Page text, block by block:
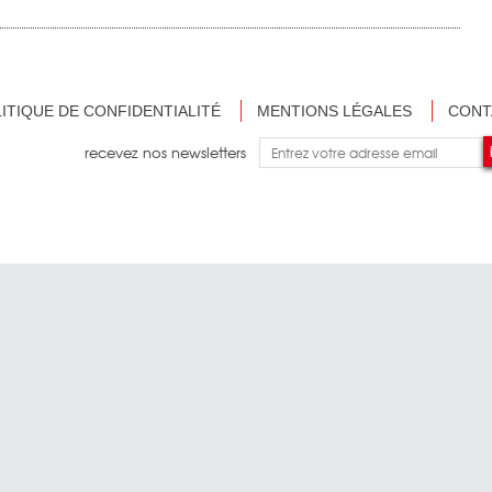
DE CONFIDENTIALITÉ MENTIONS LÉGALES
recevez nos newsletters